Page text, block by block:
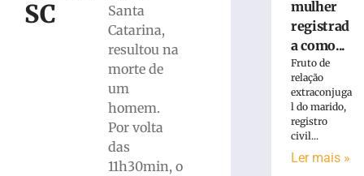
SC
Santa
Catarina,
resultou na
morte de
um
homem.
Por volta
das
11h30min, o
Homem
tropeça
mulher
registrad
a como...
Fruto de
relação
extraconjuga
l do marido,
registro
civil...
Ler mais »